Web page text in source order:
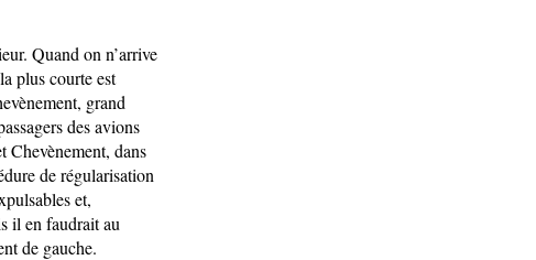
Quand on n’arrive
plus courte est
grand
des avions
Chevènement, dans
de régularisation
et,
il en faudrait au
de gauche.